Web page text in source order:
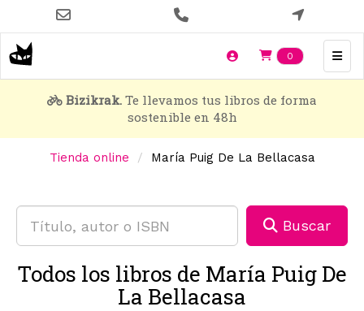
contenido
principal
0 Items en
Bizikrak. Te llevamos tus libros de forma
sostenible en 48h
Tienda online María Puig De La Bellacasa
Buscar
Todos los libros de María Puig De
La Bellacasa